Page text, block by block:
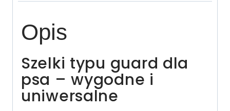
Opis
Szelki typu guard dla
psa – wygodne i
uniwersalne